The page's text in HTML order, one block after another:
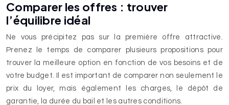
Comparer les offres : trouver
l’équilibre idéal
Ne vous précipitez pas sur la première offre attractive.
Prenez le temps de comparer plusieurs propositions pour
trouver la meilleure option en fonction de vos besoins et de
votre budget. Il est important de comparer non seulement le
prix du loyer, mais également les charges, le dépôt de
garantie, la durée du bail et les autres conditions.